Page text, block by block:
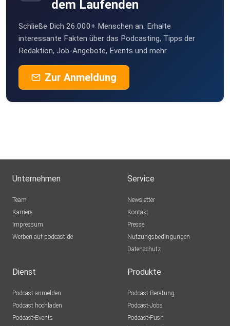
dem Laufenden
Schließe Dich 26.000+ Menschen an. Erhalte
interessante Fakten über das Podcasting, Tipps der
Redaktion, Job-Angebote, Events und mehr.
Zur Anmeldung
Unternehmen
Team
Karriere
Impressum
Werben auf podcast.de
Service
Newsletter
Kontakt
Presse
Nutzungsbedingungen
Datenschutz
Dienst
Podcast anmelden
Podcast hochladen
Podcast-Events
Produkte
Podcast-Beratung
Podcast-Jobs
Podcast-Push